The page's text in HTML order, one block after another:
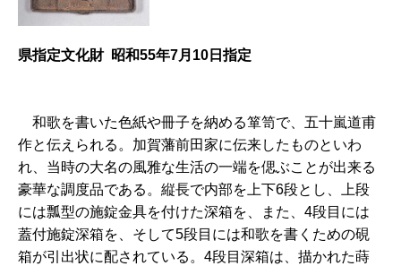
県指定文化財 昭和55年7月10日指定
和歌を書いた色紙や冊子を納める箪笥で、五十嵐道甫
作と伝えられる。加賀藩前田家に伝来したものといわ
れ、当時の大名の風雅な生活の一端を偲ぶことが出来る
豪華な調度品である。縦長で内部を上下6段とし、上段
には瓢型の施錠金具を付けた深箱を、また、4段目には
蓋付施錠深箱を、そして5段目には和歌を書くための硯
箱が引出状に配されている。4段目深箱は、描かれた蒔